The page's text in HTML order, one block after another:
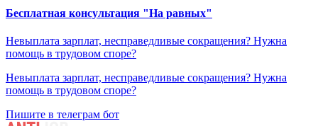
Бесплатная консультация "На равных"
Невыплата зарплат, несправедливые сокращения? Нужна
помощь в трудовом споре?
Невыплата зарплат, несправедливые сокращения? Нужна
помощь в трудовом споре?
Пишите в телеграм бот